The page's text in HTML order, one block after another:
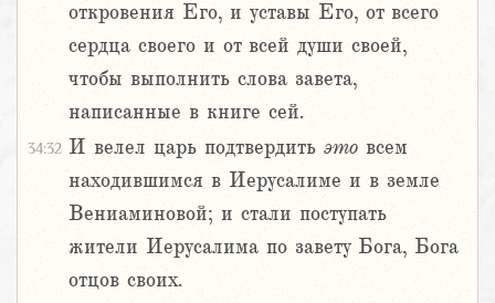
откровения Его, и уставы Его, от всего
сердца своего и от всей души своей,
чтобы выполнить слова завета,
написанные в книге сей.
34:32 И велел царь подтвердить это всем
находившимся в Иерусалиме и в земле
Вениаминовой; и стали поступать
жители Иерусалима по завету Бога, Бога
отцов своих.